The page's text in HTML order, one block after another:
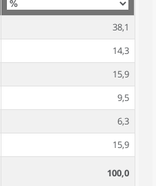
38,1
14,3
15,9
9,5
6,3
15,9
100,0